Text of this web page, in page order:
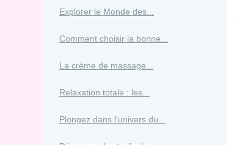
Explorer le Monde des...
Comment choisir la bonne...
La crème de massage...
Relaxation totale : les...
Plongez dans l'univers du...